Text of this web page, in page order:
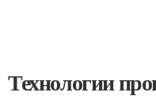
Технологии